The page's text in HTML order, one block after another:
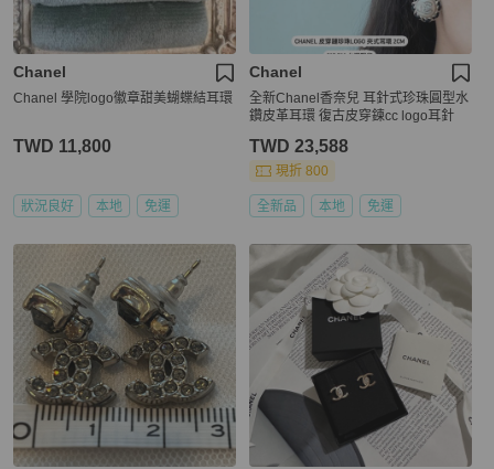
Chanel
Chanel 學院logo徽章甜美蝴蝶結耳環
TWD 11,800
狀況良好 本地 免運
Chanel
全新Chanel香奈兒 耳針式珍珠圓型水
鑽皮革耳環 復古皮穿鍊cc logo耳針
TWD 23,588
現折 800
全新品 本地 免運